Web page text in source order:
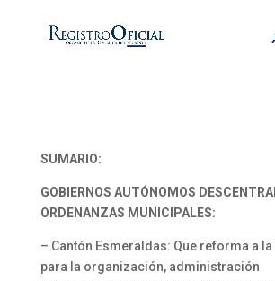
SUMARIO:
GOBIERNOS AUTÓNOMOS
ORDENANZAS MUNICIPALES:
– Cantón Esmeraldas: Que reforma a
para la organización, administración